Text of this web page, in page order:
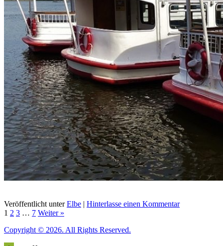
Veröffentlicht unter Elbe | Hinterlasse einen Kommentar
1 2 3 … 7 Weiter »
Copyright © 2026. All Rights Reserved.